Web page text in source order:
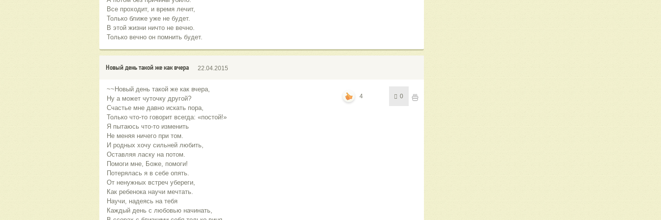
Все проходит, и время лечит,
Только ближе уже не будет.
В этой жизни ничто не вечно.
Только вечно он помнить будет.
Новый день такой же как вчера 22.04.2015
~~Новый день такой же как вчера,
Ну а может чуточку другой?
Счастье мне давно искать пора,
Только что-то говорит всегда: «постой!»
Я пытаюсь что-то изменить
Не меняя ничего при том.
И родных хочу сильней любить,
Оставляя ласку на потом.
Помоги мне, Боже, помоги!
Потерялась я в себе опять.
От ненужных встреч убереги,
Как ребенока научи мечтать.
Научи, надеясь на тебя
Каждый день с любовью начинать,
4 0